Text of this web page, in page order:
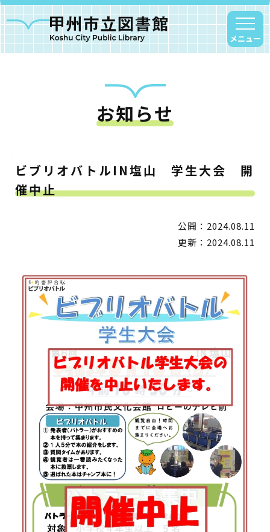
メニュー
お知らせ
ビブリオバトルIN塩山 学生大会 開
催中止
公開：2024.08.11
更新：2024.08.11
甲州市図書館について
塩山図書館
大和図書館
甘草屋敷子ども図書館
図書館地図PDF
よくあるご質問
マンガ「雨宮敬二郎」
スポンサー企業
リンク集
利用案内
申請書ダウンロード